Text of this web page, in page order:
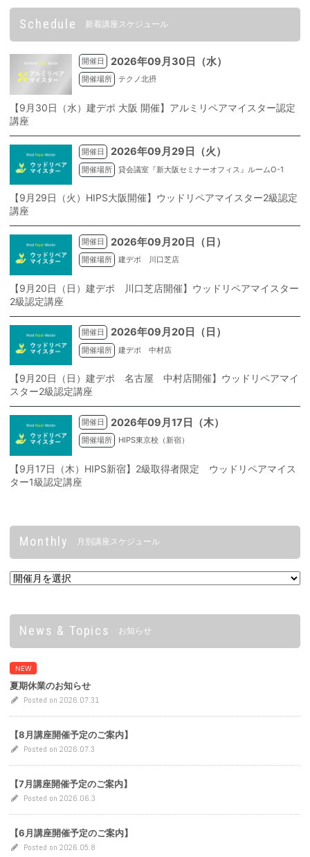
Schedule 新着講座スケジュール
開催日 2026年09月30日（水）
開催場所 テクノ北摂
【9月30日（水）建デポ 大阪 開催】アルミリペアマイスター認定
講座
開催日 2026年09月29日（火）
開催場所 貸会議室『新大阪セミナーオフィス』ルームO-1
【9月29日（火）HIPS大阪開催】ウッドリペアマイスター2級認定
講座
開催日 2026年09月20日（日）
開催場所 建デポ 川口芝店
【9月20日（日）建デポ 川口芝店開催】ウッドリペアマイスター
2級認定講座
開催日 2026年09月20日（日）
開催場所 建デポ 中村店
【9月20日（日）建デポ 名古屋 中村店開催】ウッドリペアマイ
スター2級認定講座
開催日 2026年09月17日（木）
開催場所 HIPS東京校（新宿）
【9月17日（木）HIPS新宿】2級取得者限定 ウッドリペアマイス
ター1級認定講座
Monthly 月別講座スケジュール
News & Topics お知らせ
NEW
夏期休業のお知らせ
Posted on 2026.07.31
【8月講座開催予定のご案内】
Posted on 2026.07.3
【7月講座開催予定のご案内】
Posted on 2026.06.3
【6月講座開催予定のご案内】
Posted on 2026.05.8